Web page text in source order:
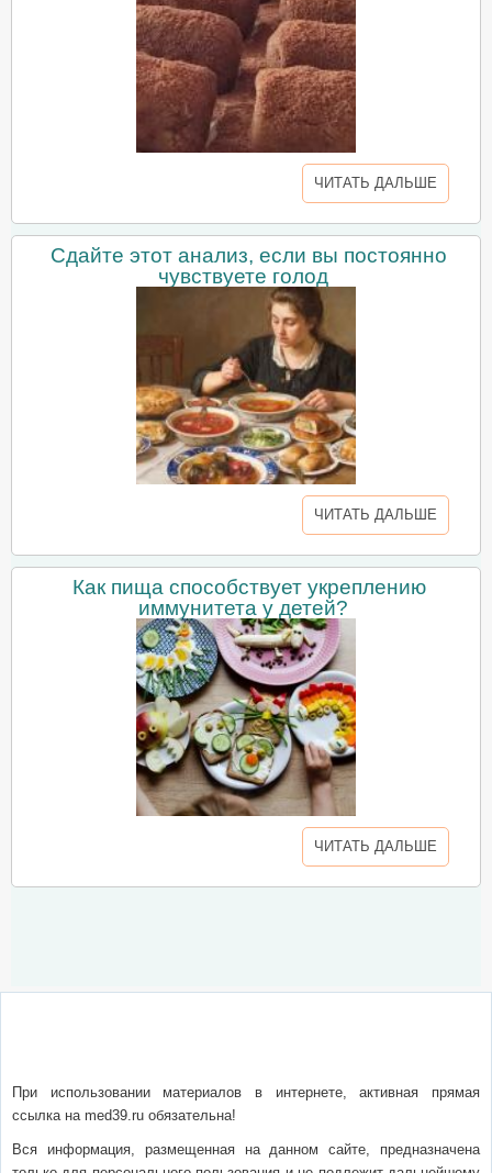
ЧИТАТЬ ДАЛЬШЕ
Сдайте этот анализ, если вы постоянно
чувствуете голод
ЧИТАТЬ ДАЛЬШЕ
Как пища способствует укреплению
иммунитета у детей?
ЧИТАТЬ ДАЛЬШЕ
При использовании материалов в интернете, активная прямая
ссылка на med39.ru обязательна!
Вся информация, размещенная на данном сайте, предназначена